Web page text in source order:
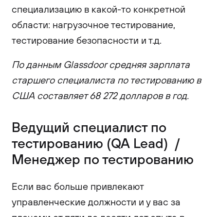
специализацию в какой-то конкретной
области: нагрузочное тестирование,
тестирование безопасности и т.д.
По данным Glassdoor средняя зарплата
старшего специалиста по тестированию в
США составляет 68 272 долларов в год.
Ведущий специалист по
тестированию (QA Lead) /
Менеджер по тестированию
Если вас больше привлекают
управленческие должности и у вас за